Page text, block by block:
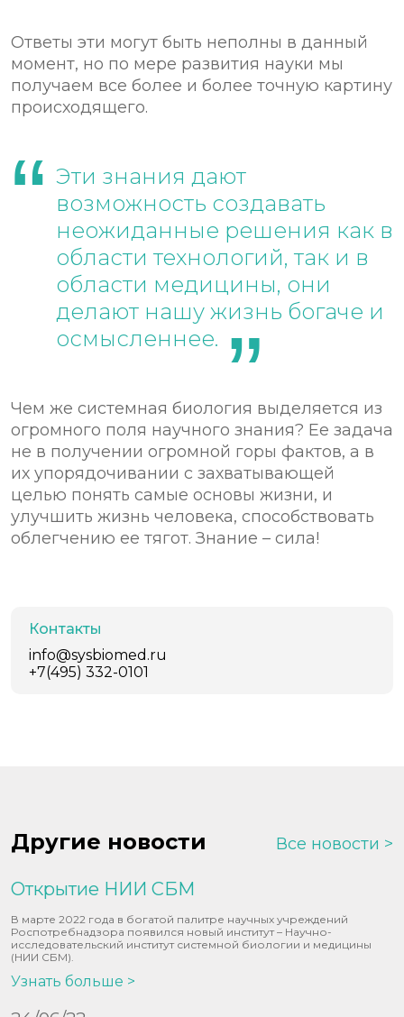
Ответы эти могут быть неполны в данный
момент, но по мере развития науки мы
получаем все более и более точную картину
происходящего.
Эти знания дают
возможность создавать
неожиданные решения как в
области технологий, так и в
области медицины, они
делают нашу жизнь богаче и
осмысленнее.
Чем же системная биология выделяется из
огромного поля научного знания? Ее задача
не в получении огромной горы фактов, а в
их упорядочивании с захватывающей
целью понять самые основы жизни, и
улучшить жизнь человека, способствовать
облегчению ее тягот. Знание – сила!
Контакты
info@sysbiomed.ru
+7(495) 332-0101
Другие новости Все новости
Открытие НИИ СБМ
В марте 2022 года в богатой палитре научных учреждений
Роспотребнадзора появился новый институт – Научно-
исследовательский институт системной биологии и медицины
(НИИ СБМ).
Узнать больше >